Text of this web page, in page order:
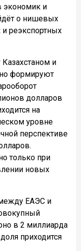
экономик и
о нишевых
и реэкспортных
и
формируют
долларов
на
уровне
перспективе
только при
новых
между ЕАЭС и
в 2 миллиарда
приходится